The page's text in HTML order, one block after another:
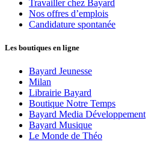
Travailler chez Bayard
Nos offres d’emplois
Candidature spontanée
Les boutiques en ligne
Bayard Jeunesse
Milan
Librairie Bayard
Boutique Notre Temps
Bayard Media Développement
Bayard Musique
Le Monde de Théo